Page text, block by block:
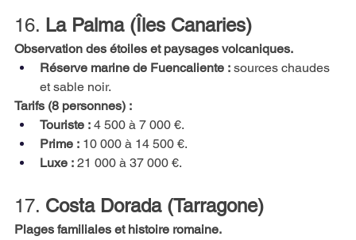
16. La Palma (Îles Canaries)
Observation des étoiles et paysages volcaniques.
Réserve marine de Fuencaliente : sources chaudes
et sable noir.
Tarifs (8 personnes) :
Touriste : 4 500 à 7 000 €.
Prime : 10 000 à 14 500 €.
Luxe : 21 000 à 37 000 €.
17. Costa Dorada (Tarragone)
Plages familiales et histoire romaine.